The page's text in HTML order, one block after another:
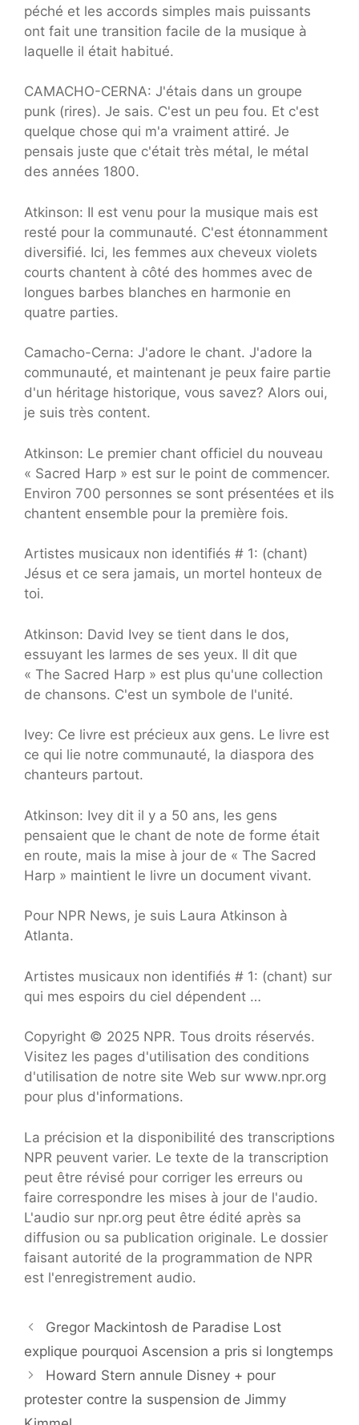
péché et les accords simples mais puissants
ont fait une transition facile de la musique à
laquelle il était habitué.
CAMACHO-CERNA: J'étais dans un groupe
punk (rires). Je sais. C'est un peu fou. Et c'est
quelque chose qui m'a vraiment attiré. Je
pensais juste que c'était très métal, le métal
des années 1800.
Atkinson: Il est venu pour la musique mais est
resté pour la communauté. C'est étonnamment
diversifié. Ici, les femmes aux cheveux violets
courts chantent à côté des hommes avec de
longues barbes blanches en harmonie en
quatre parties.
Camacho-Cerna: J'adore le chant. J'adore la
communauté, et maintenant je peux faire partie
d'un héritage historique, vous savez? Alors oui,
je suis très content.
Atkinson: Le premier chant officiel du nouveau
« Sacred Harp » est sur le point de commencer.
Environ 700 personnes se sont présentées et ils
chantent ensemble pour la première fois.
Artistes musicaux non identifiés # 1: (chant)
Jésus et ce sera jamais, un mortel honteux de
toi.
Atkinson: David Ivey se tient dans le dos,
essuyant les larmes de ses yeux. Il dit que
« The Sacred Harp » est plus qu'une collection
de chansons. C'est un symbole de l'unité.
Ivey: Ce livre est précieux aux gens. Le livre est
ce qui lie notre communauté, la diaspora des
chanteurs partout.
Atkinson: Ivey dit il y a 50 ans, les gens
pensaient que le chant de note de forme était
en route, mais la mise à jour de « The Sacred
Harp » maintient le livre un document vivant.
Pour NPR News, je suis Laura Atkinson à
Atlanta.
Artistes musicaux non identifiés # 1: (chant) sur
qui mes espoirs du ciel dépendent …
Copyright © 2025 NPR. Tous droits réservés.
Visitez les pages d'utilisation des conditions
d'utilisation de notre site Web sur www.npr.org
pour plus d'informations.
La précision et la disponibilité des transcriptions
NPR peuvent varier. Le texte de la transcription
peut être révisé pour corriger les erreurs ou
faire correspondre les mises à jour de l'audio.
L'audio sur npr.org peut être édité après sa
diffusion ou sa publication originale. Le dossier
faisant autorité de la programmation de NPR
est l'enregistrement audio.
Gregor Mackintosh de Paradise Lost
explique pourquoi Ascension a pris si longtemps
Howard Stern annule Disney + pour
protester contre la suspension de Jimmy